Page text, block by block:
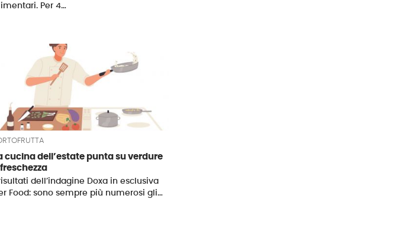
Per 4…
cucina dell’estate punta su verdure
dell’indagine Doxa in esclusiva
Food: sono sempre più numerosi gli…